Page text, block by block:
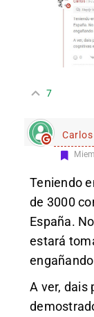
7
Carlos
Teniendo
de 3000
España.
estará
A ver, dais